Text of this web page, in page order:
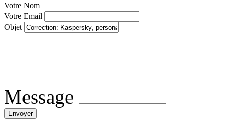
Votre Nom
Votre Email
Objet
Message